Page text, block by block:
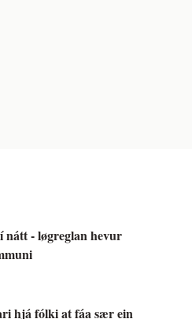
- løgreglan hevur
hjá fólki at fáa sær ein